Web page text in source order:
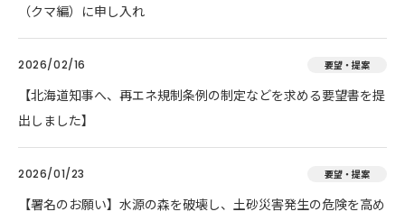
（クマ編）に申し入れ
2026/02/16 要望・提案
【北海道知事へ、再エネ規制条例の制定などを求める要望書を提
出しました】
2026/01/23 要望・提案
【署名のお願い】水源の森を破壊し、土砂災害発生の危険を高め